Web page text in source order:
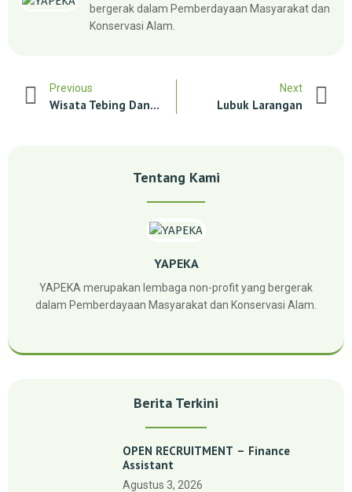
bergerak dalam Pemberdayaan Masyarakat dan
Konservasi Alam.
Previous
Wisata Tebing Dan Gua Sabu Raijua
Next
Lubuk Larangan
Tentang Kami
YAPEKA
YAPEKA merupakan lembaga non-profit yang bergerak
dalam Pemberdayaan Masyarakat dan Konservasi Alam.
Berita Terkini
OPEN RECRUITMENT – Finance
Assistant
Agustus 3, 2026